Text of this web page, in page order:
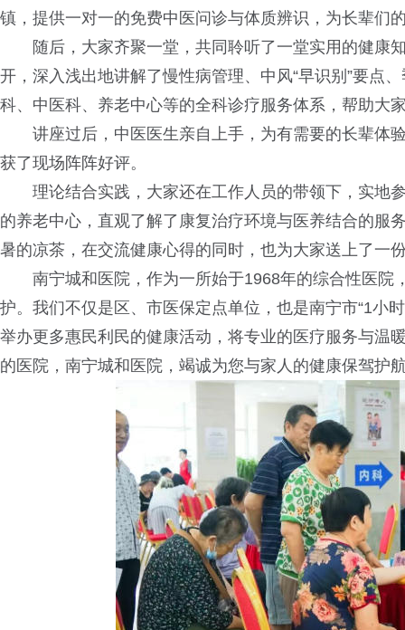
镇，提供一对一的免费中医问诊与体质辨识，为长辈们
随后，大家齐聚一堂，共同聆听了一堂实用的健康
开，深入浅出地讲解了慢性病管理、中风“早识别”要点
科、中医科、养老中心等的全科诊疗服务体系，帮助大
讲座过后，中医医生亲自上手，为有需要的长辈体
获了现场阵阵好评。
理论结合实践，大家还在工作人员的带领下，实地
的养老中心，直观了解了康复治疗环境与医养结合的服
暑的凉茶，在交流健康心得的同时，也为大家送上了一
南宁城和医院，作为一所始于1968年的综合性医院
护。我们不仅是区、市医保定点单位，也是南宁市“1小
举办更多惠民利民的健康活动，将专业的医疗服务与温
的医院，南宁城和医院，竭诚为您与家人的健康保驾护